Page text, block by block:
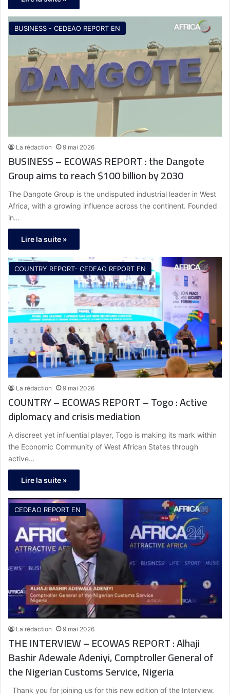
BUSINESS - CEDEAO REPORT EN
La rédaction 9 mai 2026
BUSINESS – ECOWAS REPORT : the Dangote
Group aims to reach $100 billion by 2030
The Dangote Group is the undisputed industrial leader in West
Africa, with a growing influence across the continent. Founded
in…
Lire la suite »
COUNTRY REPORT- CEDEAO REPORT EN
La rédaction 9 mai 2026
COUNTRY – ECOWAS REPORT – Togo : Active
diplomacy and crisis mediation
A discreet yet influential player, Togo is making its mark within
the Economic Community of West African States through
active…
Lire la suite »
CEDEAO REPORT EN
La rédaction 9 mai 2026
THE INTERVIEW – ECOWAS REPORT : Alhaji
Bashir Adewale Adeniyi, Comptroller General of
the Nigerian Customs Service, Nigeria
Thank you for joining us for this new edition of the Interview.